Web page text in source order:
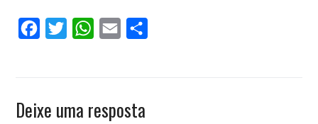
FacebookTwitter WhatsApp
Email
Deixe uma resposta